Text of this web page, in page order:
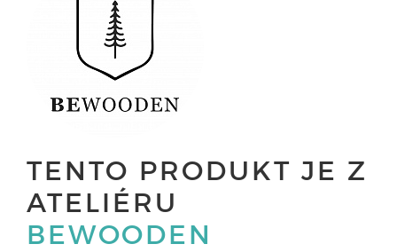
TENTO PRODUKT JE Z
ATELIÉRU
BEWOODEN